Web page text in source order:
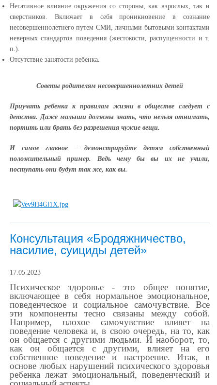
Негативное влияние окружения со стороны, как взрослых, так и
сверстников. Включает в себя проникновение в сознание
несовершеннолетнего путем СМИ, личными бытовыми контактами
неверных стандартов поведения (жестокости, распущенности и т.
п.).
Отсутствие занятости ребенка.
Советы родителям несовершеннолетних детей
Приучать ребенка к правилам жизни в обществе следует с
детства. Даже малыши должны знать, что нельзя отнимать,
портить или брать без разрешения чужие вещи.
И самое главное – демонстрируйте детям собственный
положительный пример. Ведь чему бы вы их не учили,
поступать они будут так же, как вы.
Консультация «Бродяжничество,
насилие, суициды детей»
17.05.2023
Психическое здоровье - это общее понятие,
включающее в себя нормальное эмоциональное,
поведенческое и социальное самочувствие. Все
эти компоненты тесно связаны между собой.
Например, плохое самочувствие влияет на
поведение человека и, в свою очередь, на то, как
он общается с другими людьми. И наоборот, то,
как он общается с другими, влияет на его
собственное поведение и настроение. Итак, в
основе любых нарушений психического здоровья
ребенка лежат эмоциональный, поведенческий и